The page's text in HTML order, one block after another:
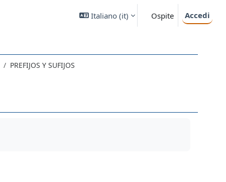
Italiano ‎(it)‎ Ospite Accedi
PREFIJOS Y SUFIJOS